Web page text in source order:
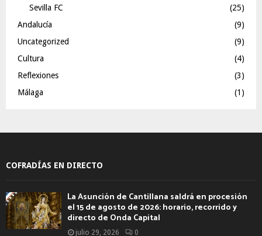
Sevilla FC
(25)
Andalucía
(9)
Uncategorized
(9)
Cultura
(4)
Reflexiones
(3)
Málaga
(1)
COFRADÍAS EN DIRECTO
La Asunción de Cantillana saldrá en procesión
el 15 de agosto de 2026: horario, recorrido y
directo de Onda Capital
julio 29, 2026 0